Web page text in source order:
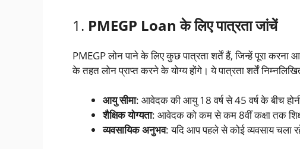
1. PMEGP Loan के लिए पात्रता जांचें
PMEGP लोन पाने के लिए कुछ पात्रता शर्तें हैं, जिन्हें पूरा
के तहत लोन प्राप्त करने के योग्य होंगे। ये पात्रता शर्तें
आयु सीमा: आवेदक की आयु 18 वर्ष से 45 वर्ष के बीच
शैक्षिक योग्यता: आवेदक को कम से कम 8वीं कक्षा तक शिक्षा
व्यवसायिक अनुभव: यदि आप पहले से कोई व्यवसाय चला